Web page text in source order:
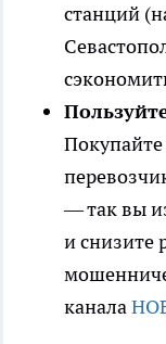
станций
Покупайте
— так вы
и снизите
канала